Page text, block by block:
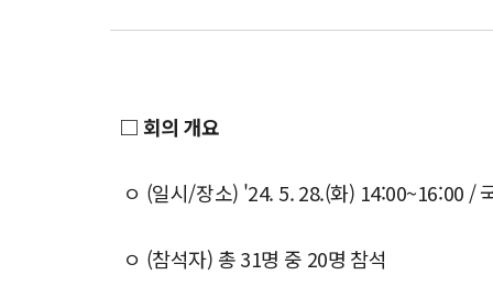
□ 회의 개요
ㅇ (일시/장소) '24. 5. 28.(화) 14:00~16:00 /
ㅇ (참석자) 총 31명 중 20명 참석